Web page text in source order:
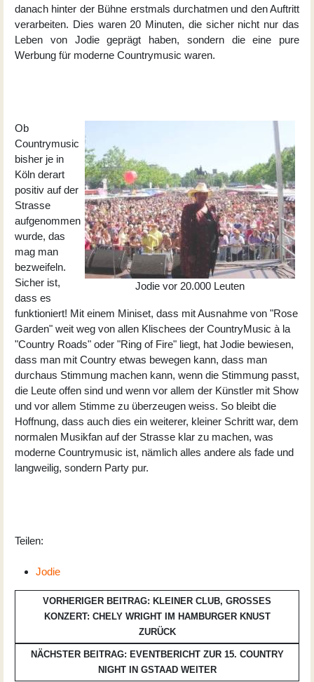
danach hinter der Bühne erstmals durchatmen und den Auftritt
verarbeiten. Dies waren 20 Minuten, die sicher nicht nur das
Leben von Jodie geprägt haben, sondern die eine pure
Werbung für moderne Countrymusic waren.
Jodie vor 20.000 Leuten
Ob
Countrymusic
bisher je in
Köln derart
positiv auf der
Strasse
aufgenommen
wurde, das
mag man
bezweifeln.
Sicher ist,
dass es
funktioniert! Mit einem Miniset, dass mit Ausnahme von "Rose
Garden" weit weg von allen Klischees der CountryMusic à la
"Country Roads" oder "Ring of Fire" liegt, hat Jodie bewiesen,
dass man mit Country etwas bewegen kann, dass man
durchaus Stimmung machen kann, wenn die Stimmung passt,
die Leute offen sind und wenn vor allem der Künstler mit Show
und vor allem Stimme zu überzeugen weiss. So bleibt die
Hoffnung, dass auch dies ein weiterer, kleiner Schritt war, dem
normalen Musikfan auf der Strasse klar zu machen, was
moderne Countrymusic ist, nämlich alles andere als fade und
langweilig, sondern Party pur.
Teilen:
Jodie
VORHERIGER BEITRAG: KLEINER CLUB, GROSSES K
ONZERT: CHELY WRIGHT IM HAMBURGER KNUST
ZURÜCK
NÄCHSTER BEITRAG: EVENTBERICHT ZUR 15. COUNTRY
NIGHT IN GSTAAD WEITER